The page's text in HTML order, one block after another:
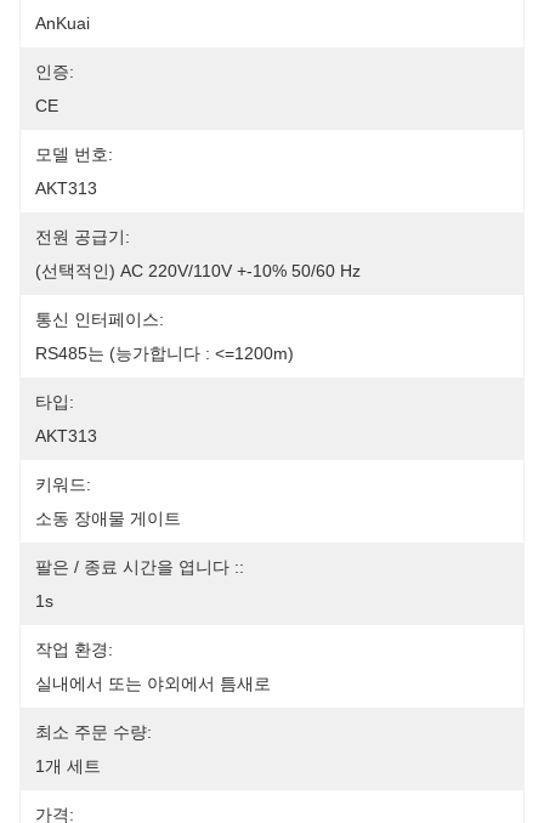
AnKuai
인증:
CE
모델 번호:
AKT313
전원 공급기:
(선택적인) AC 220V/110V +-10% 50/60 Hz
통신 인터페이스:
RS485는 (능가합니다 : <=1200m)
타입:
AKT313
키워드:
소동 장애물 게이트
팔은 / 종료 시간을 엽니다 ::
1s
작업 환경:
실내에서 또는 야외에서 틈새로
최소 주문 수량:
1개 세트
가격: